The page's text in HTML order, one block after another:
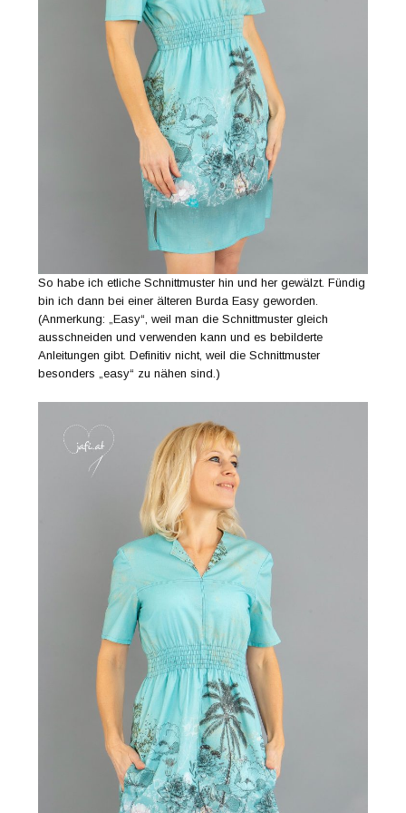
So habe ich etliche Schnittmuster hin und her gewälzt. Fündig
bin ich dann bei einer älteren Burda Easy geworden.
(Anmerkung: „Easy“, weil man die Schnittmuster gleich
ausschneiden und verwenden kann und es bebilderte
Anleitungen gibt. Definitiv nicht, weil die Schnittmuster
besonders „easy“ zu nähen sind.)